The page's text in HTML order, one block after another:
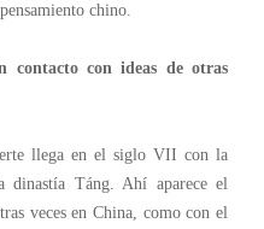
chino.
contacto con ideas de otras
llega en el siglo VII con la
dinastía Táng. Ahí aparece el
veces en China, como con el